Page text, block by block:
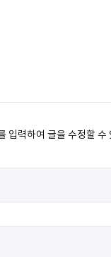
입력하여 글을 수정할 수